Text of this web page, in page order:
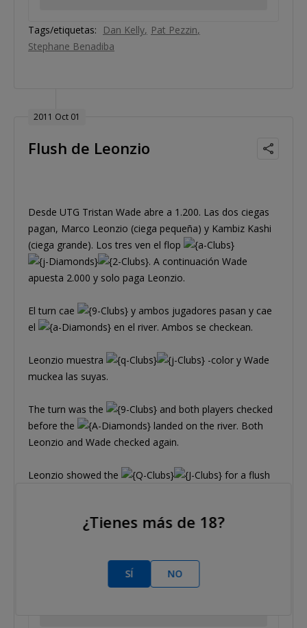
Tags/etiquetas: Dan Kelly Pat Pezzin
Stephane Benadiba
2011 Oct 01
Flush de Leonzio
Desde UTG Tristan Wade abre a 1.200. Las dos ciegas
pagan, Marco Leonzio (ciega pequeña) y Kambiz Kashi
(ciega grande). Los tres ven el flop
. A continuación Wade
apuesta 2.000 y solo paga Leonzio.
El turn cae
y ambos jugadores pasan y cae
el
en el river. Ambos se checkean.
Leonzio muestra
-color y Wade
muckea las suyas.
The turn was the
and both players checked
before the
landed on the river. Both
Leonzio and Wade checked again.
Leonzio showed the
for a flush
¿Tienes más de 18?
SÍ NO